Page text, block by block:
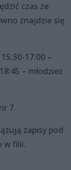
czas ze
znajdzie się
17:00 –
– młodzież
7.
zapisy pod
w filii.